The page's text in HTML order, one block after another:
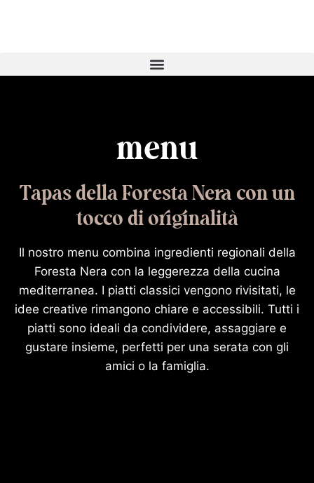
menu
Tapas della Foresta Nera con un
tocco di originalità
Il nostro menu combina ingredienti regionali della
Foresta Nera con la leggerezza della cucina
mediterranea. I piatti classici vengono rivisitati, le
idee creative rimangono chiare e accessibili. Tutti i
piatti sono ideali da condividere, assaggiare e
gustare insieme, perfetti per una serata con gli
amici o la famiglia.